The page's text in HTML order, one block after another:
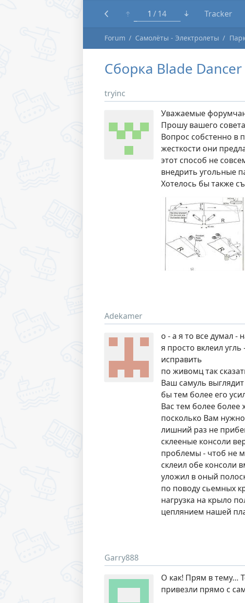
1 14 Tracker
Forum Самолёты - Электролеты
Сборка Blade Dancer
tryinc
Уважаемые
Прошу вашего
Вопрос собстенно в
жесткости они
этот способ не
внедрить угольные
Хотелось бы также
Adekamer
о - а я то все думал -
я просто вклеил
исправить
по живомц так
Ваш самуль
бы тем более его
Вас тем более более
посколько Вам
лишний раз не
склееные консоли
проблемы - чтоб не
склеил обе консоли
уложил в оный
по поводу сьемных
нагрузка на крыло
цеплянием нашей
Garry888
О как! Прям в тему…
привезли прямо с